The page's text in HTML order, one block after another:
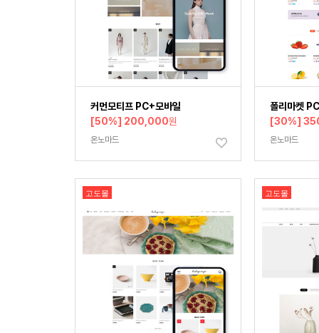
커먼모티프 PC+모바일
[50%] 200,000원
온노마드
폴리마켓
[30%]
온노마드
고도몰 고도몰